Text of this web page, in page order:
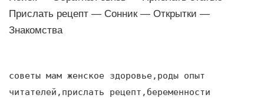
Прислать рецепт — Сонник — Открытки —
Знакомства
советы мам женское здоровье,роды опыт
читателей,прислать рецепт,беременности